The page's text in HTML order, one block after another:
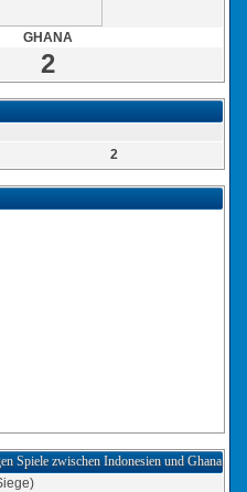
GHANA
2
2